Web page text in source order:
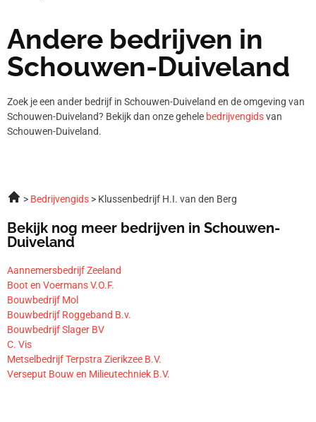
Andere bedrijven in
Schouwen-Duiveland
Zoek je een ander bedrijf in Schouwen-Duiveland en de omgeving van
Schouwen-Duiveland? Bekijk dan onze gehele bedrijvengidsvan
Schouwen-Duiveland.
Bedrijvengids Klussenbedrijf H.I. van den Berg
Bekijk nog meer bedrijven in Schouwen-
Duiveland
Aannemersbedrijf Zeeland
Boot en Voermans V.O.F.
Bouwbedrijf Mol
Bouwbedrijf Roggeband B.v.
Bouwbedrijf Slager BV
C. Vis
Metselbedrijf Terpstra Zierikzee B.V.
Verseput Bouw en Milieutechniek B.V.